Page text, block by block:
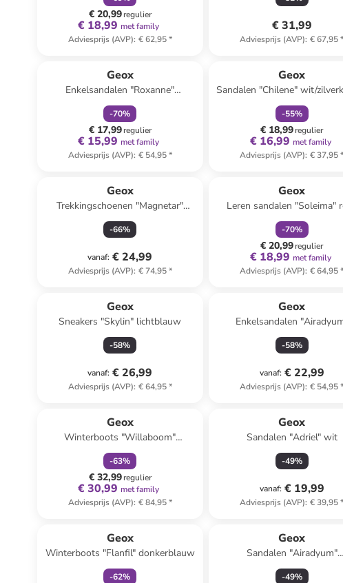
€ 20,99regulier
€ 18,99 met family
Adviesprijs (AVP): € 62,95*
€ 31,99
Adviesprijs (AVP): € 67,95*
Geox
Enkelsandalen "Roxanne"
donkerblauw
-70%
€ 17,99regulier
€ 15,99 met family
Adviesprijs (AVP): € 54,95*
Geox
Sandalen "Chilene" wit/
-55%
€ 18,99regulier
€ 16,99 met family
Adviesprijs (AVP): € 37,95*
Geox
Trekkingschoenen "Magnetar"
zwart/geel
-66%
vanaf: € 24,99
Adviesprijs (AVP): € 74,95*
Geox
Leren sandalen "Soleima"
-70%
€ 20,99regulier
€ 18,99 met family
Adviesprijs (AVP): € 64,95*
Geox
Sneakers "Skylin" lichtblauw
-58%
vanaf: € 26,99
Adviesprijs (AVP): € 64,95*
Geox
Enkelsandalen
donkerblauw/oranje
-58%
vanaf: € 22,99
Adviesprijs (AVP): € 54,95*
Geox
Winterboots "Willaboom"
donkerblauw
-63%
€ 32,99regulier
€ 30,99 met family
Adviesprijs (AVP): € 84,95*
Geox
Sandalen "Adriel" wit
-49%
vanaf: € 19,99
Adviesprijs (AVP): € 39,95*
Geox
Winterboots "Flanfil" donkerblauw
-62%
Geox
Sandalen "Airadyum"
donkerblauw/rood
-49%